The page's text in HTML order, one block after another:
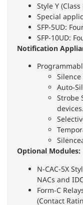
Style Y (Class
Special
SFP-5UD:
SFP-10UD:
Notification
Auto-
Strobe
devices.
Optional Modules:
N-CAC-5X
NACs and
Form-C
(Contact